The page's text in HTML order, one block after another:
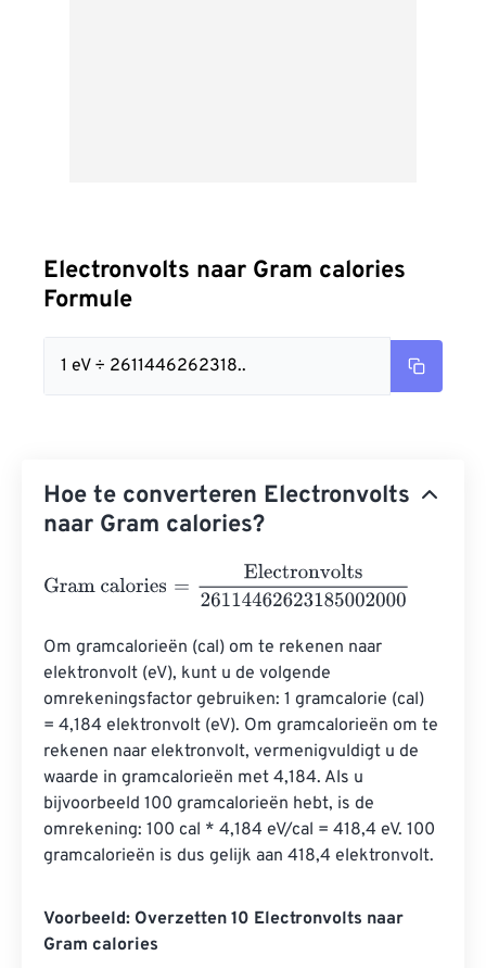
Electronvolts naar Gram calories
Formule
1 eV ÷ 2611446262318..
Hoe te converteren Electronvolts
naar Gram calories?
Gram calories Electronvolts26114462623185002000
Om gramcalorieën (cal) om te rekenen naar
elektronvolt (eV), kunt u de volgende
omrekeningsfactor gebruiken: 1 gramcalorie (cal)
= 4,184 elektronvolt (eV). Om gramcalorieën om te
rekenen naar elektronvolt, vermenigvuldigt u de
waarde in gramcalorieën met 4,184. Als u
bijvoorbeeld 100 gramcalorieën hebt, is de
omrekening: 100 cal * 4,184 eV/cal = 418,4 eV. 100
gramcalorieën is dus gelijk aan 418,4 elektronvolt.
Voorbeeld: Overzetten 10 Electronvolts naar
Gram calories